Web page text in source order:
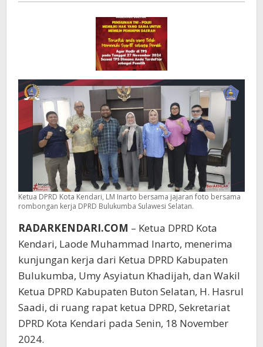
Ketua DPRD Kota Kendari, LM Inarto bersama jajaran foto bersama
rombongan kerja DPRD Bulukumba Sulawesi Selatan.
RADARKENDARI.COM – Ketua DPRD Kota
Kendari, Laode Muhammad Inarto, menerima
kunjungan kerja dari Ketua DPRD Kabupaten
Bulukumba, Umy Asyiatun Khadijah, dan Wakil
Ketua DPRD Kabupaten Buton Selatan, H. Hasrul
Saadi, di ruang rapat ketua DPRD, Sekretariat
DPRD Kota Kendari pada Senin, 18 November
2024.